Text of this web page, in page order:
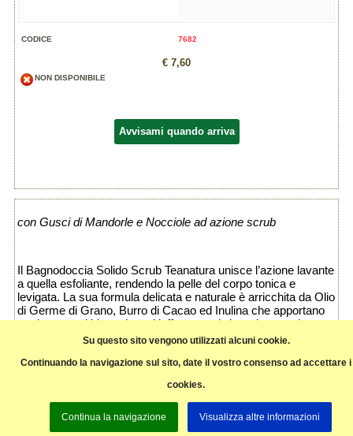
Su questo sito vengono utilizzati alcuni cookie.
Continuando la navigazione sul sito, date il vostro consenso ad accettare i
cookies.
Continua la navigazione Visualizza altre informazioni
CODICE 7682
€ 7,60
NON DISPONIBILE
Avvisami quando arriva
con Gusci di Mandorle e Nocciole ad azione scrub
Il Bagnodoccia Solido Scrub Teanatura unisce l’azione lavante
a quella esfoliante, rendendo la pelle del corpo tonica e
levigata. La sua formula delicata e naturale è arricchita da Olio
di Germe di Grano, Burro di Cacao ed Inulina che apportano
nutrimento ed idratazione. L’effetto scrub è assicurato da una
miscela naturale di gusci di Nocciole e Mandorle finemente
e vellutata.
Pagina precedente